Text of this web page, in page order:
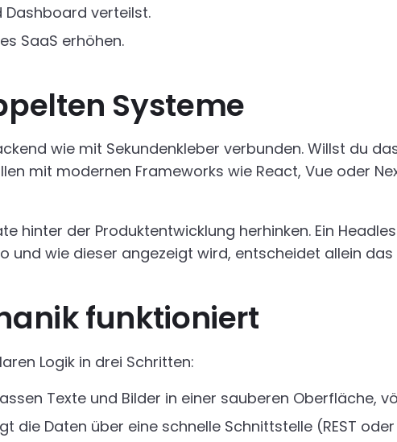
Dashboard verteilst.
SaaS erhöhen.
Systeme
wie mit Sekundenkleber verbunden. Willst du
mit modernen Frameworks wie React, Vue oder
hinter der Produktentwicklung herhinken. Ein
und wie dieser angezeigt wird, entscheidet allein das
funktioniert
Logik in drei Schritten:
Texte und Bilder in einer sauberen Oberfläche,
die Daten über eine schnelle Schnittstelle (REST